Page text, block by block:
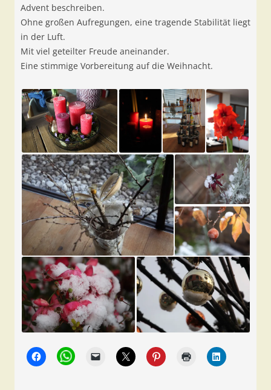
Advent beschreiben.
Ohne großen Aufregungen, eine tragende Stabilität liegt
in der Luft.
Mit viel geteilter Freude aneinander.
Eine stimmige Vorbereitung auf die Weihnacht.